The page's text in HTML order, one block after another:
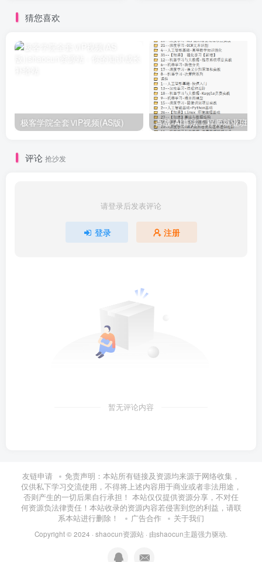
猜您喜欢
极客学院全套ⅥP视频(AS版)
评论 抢沙发
请登录后发表评论
登录 注册
暂无评论内容
友链申请
免责声明：本站所有链接及资源均来源于网络收集，
仅供私下学习交流使用，不得将上述内容用于商业或者非法用途，
否则产生的一切后果自行承担！ 本站仅仅提供资源分享，不对任
何资源负法律责任！本站收录的资源内容若侵害到您的利益，请联
系本站进行删除！
广告合作 关于我们
Copyright © 2024 · shaocun资源站 · 由shaocun主题强力驱动.